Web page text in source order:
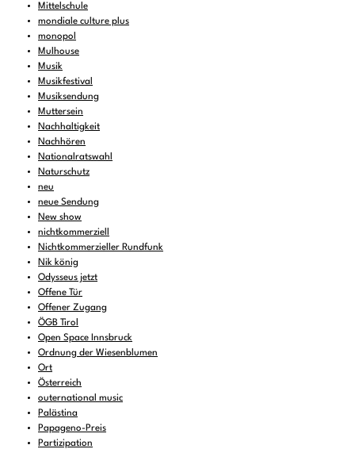
Mittelschule
mondiale culture plus
monopol
Mulhouse
Musik
Musikfestival
Musiksendung
Muttersein
Nachhaltigkeit
Nachhören
Nationalratswahl
Naturschutz
neu
neue Sendung
New show
nichtkommerziell
Nichtkommerzieller Rundfunk
Nik könig
Odysseus jetzt
Offene Tür
Offener Zugang
ÖGB Tirol
Open Space Innsbruck
Ordnung der Wiesenblumen
Ort
Österreich
outernational music
Palästina
Papageno-Preis
Partizipation